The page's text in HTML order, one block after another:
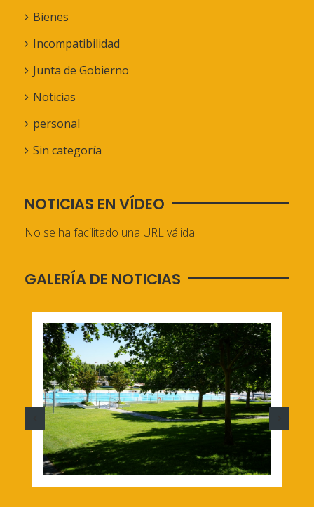
Bienes
Incompatibilidad
Junta de Gobierno
Noticias
personal
Sin categoría
NOTICIAS EN VÍDEO
No se ha facilitado una URL válida.
GALERÍA DE NOTICIAS